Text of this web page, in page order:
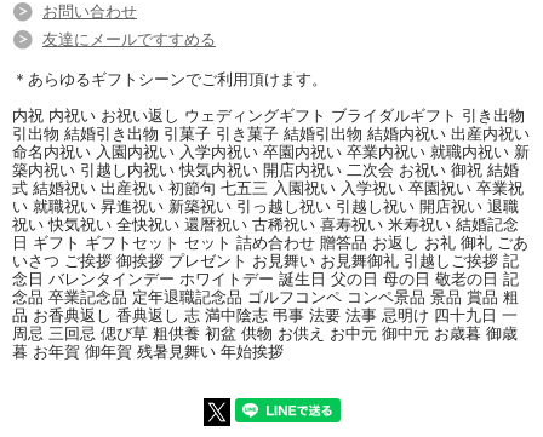
お問い合わせ
友達にメールですすめる
＊あらゆるギフトシーンでご利用頂けます。
内祝 内祝い お祝い返し ウェディングギフト ブライダルギフト 引き出物
引出物 結婚引き出物 引菓子 引き菓子 結婚引出物 結婚内祝い 出産内祝い
命名内祝い 入園内祝い 入学内祝い 卒園内祝い 卒業内祝い 就職内祝い 新
築内祝い 引越し内祝い 快気内祝い 開店内祝い 二次会 お祝い 御祝 結婚
式 結婚祝い 出産祝い 初節句 七五三 入園祝い 入学祝い 卒園祝い 卒業祝
い 就職祝い 昇進祝い 新築祝い 引っ越し祝い 引越し祝い 開店祝い 退職
祝い 快気祝い 全快祝い 還暦祝い 古稀祝い 喜寿祝い 米寿祝い 結婚記念
日 ギフト ギフトセット セット 詰め合わせ 贈答品 お返し お礼 御礼 ごあ
いさつ ご挨拶 御挨拶 プレゼント お見舞い お見舞御礼 引越しご挨拶 記
念日 バレンタインデー ホワイトデー 誕生日 父の日 母の日 敬老の日 記
念品 卒業記念品 定年退職記念品 ゴルフコンペ コンペ景品 景品 賞品 粗
品 お香典返し 香典返し 志 満中陰志 弔事 法要 法事 忌明け 四十九日 一
周忌 三回忌 偲び草 粗供養 初盆 供物 お供え お中元 御中元 お歳暮 御歳
暮 お年賀 御年賀 残暑見舞い 年始挨拶